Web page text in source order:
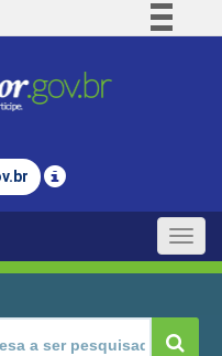
Comunica BR
Legislação
Toggle